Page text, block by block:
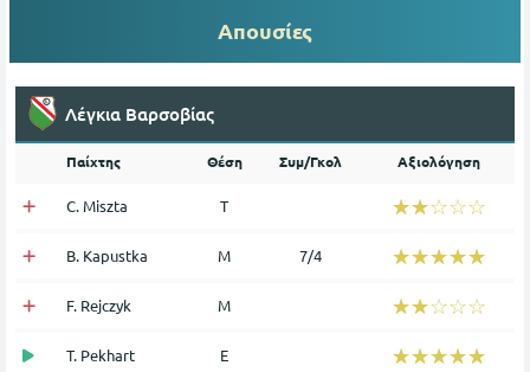
Απουσίες
Λέγκια Βαρσοβίας
Παίχτης Θέση Συμ/Γκολ Αξιολόγηση
C. Miszta Τ ☆☆☆☆☆
★★★★★
B. Kapustka Μ 7/4 ☆☆☆☆☆
★★★★★
F. Rejczyk Μ ☆☆☆☆☆
★★★★★
T. Pekhart Ε ☆☆☆☆☆
★★★★★